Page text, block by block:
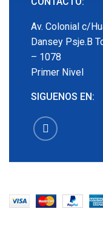
Av. Colonial c/
Dansey Psje.B
– 1078
Primer Nivel
SIGUENOS EN: